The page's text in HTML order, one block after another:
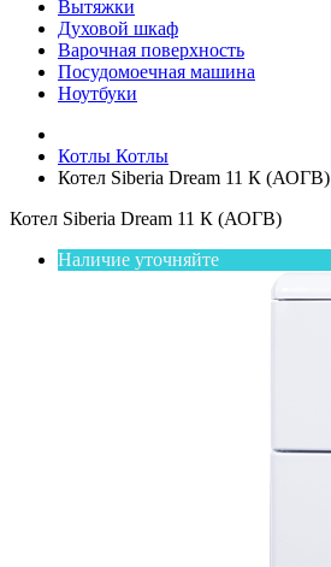
Вытяжки
Духовой шкаф
Варочная поверхность
Посудомоечная машина
Ноутбуки
Котлы Котлы
Котел Siberia Dream 11 К (АОГВ)
Котел Siberia Dream 11 К (АОГВ)
Наличие уточняйте